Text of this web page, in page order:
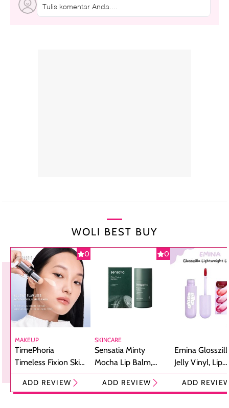
Tulis komentar Anda....
WOLI BEST BUY
0
MAKEUP
TimePhoria
Timeless Fixion Skin
Tint Stick,
Foundation dan
ADD REVIEW
0
SKINCARE
Sensatia Minty
Mocha Lip Balm,
Pelembap Bibir
dengan Aroma
ADD REVIEW
Emina
Jelly Vinyl, Lip
Cream Glossy
Ringan
ADD